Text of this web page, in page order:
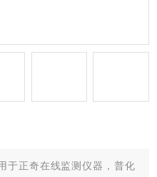
于正奇在线监测仪器，普化